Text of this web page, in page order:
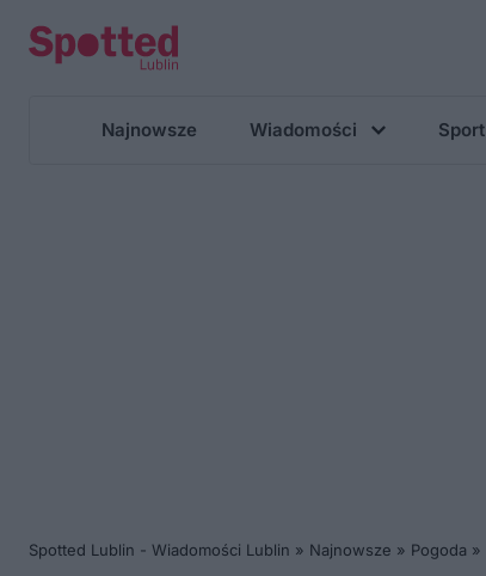
Najnowsze Wiadomości Sport
Spotted Lublin - Wiadomości Lublin » Najnowsze » Pogoda »